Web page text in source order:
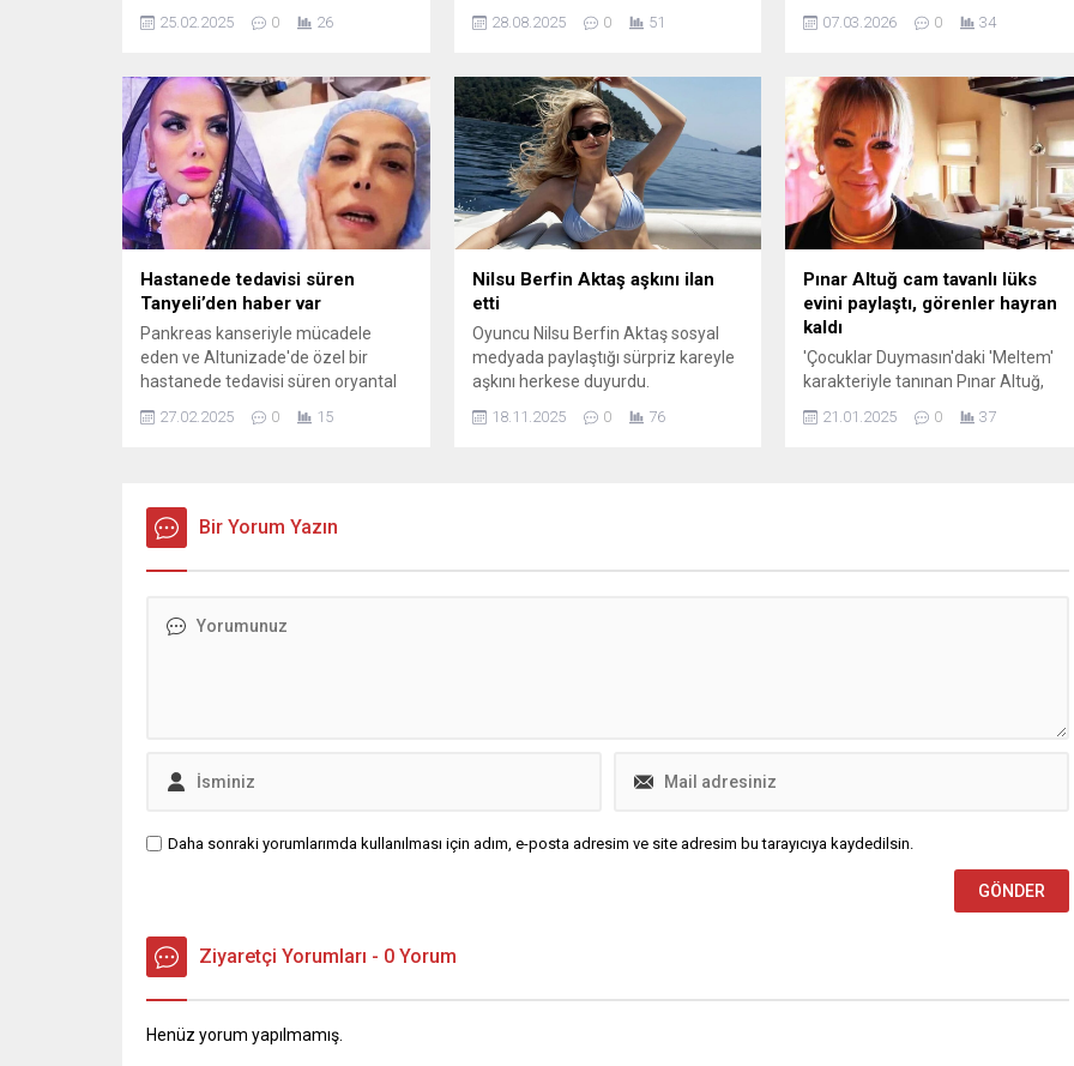
25.02.2025 0 26 28.08.2025 0 51
Planlarına göre 27 Şubat’ta
İran’ın Dubai’ye füze saldırısı
sonrası iptal edilen ...
07.03.2026 0 34
Hastanede tedavisi süren
Tanyeli’den haber var
Pankreas kanseriyle mücadele
eden ve Altunizade'de özel bir
hastanede tedavisi süren oryantal
Tanyeli, sağlık durumuyla ilgili yeni
bir açıklama yaptı.
27.02.2025 0 15
Nilsu Berfin Aktaş aşkını ilan
etti
Oyuncu Nilsu Berfin Aktaş sosyal
medyada paylaştığı sürpriz kareyle
aşkını herkese duyurdu.
18.11.2025 0 76
Pınar Altuğ cam tavanlı lüks
evini paylaştı, görenler hayran
kaldı
'Çocuklar Duymasın'daki 'Meltem'
karakteriyle tanınan Pınar Altuğ,
Instagram hesabından lüks evini
paylaştı. Ünlü oyuncunun sade ama
21.01.2025 0 37
Bir Yorum Yazın
Daha sonraki yorumlarımda kullanılması için adım, e-posta adresim ve site adresim bu tarayıcıya kaydedilsin.
Ziyaretçi Yorumları - 0 Yorum
Henüz yorum yapılmamış.